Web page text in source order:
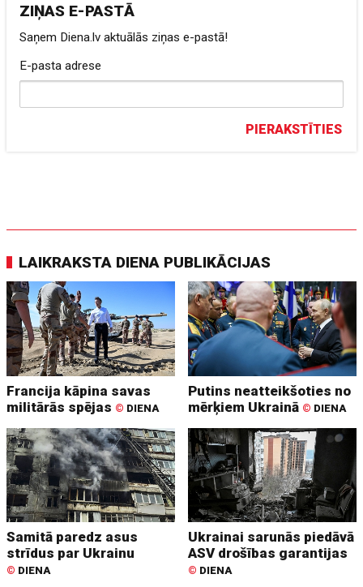
ZIŅAS E-PASTĀ
Saņem Diena.lv aktuālās ziņas e-pastā!
E-pasta adrese
PIERAKSTĪTIES
LAIKRAKSTA DIENA PUBLIKĀCIJAS
Francija kāpina savas
militārās spējas © DIENA
Putins neatteikšoties no
mērķiem Ukrainā © DIENA
Samitā paredz asus
strīdus par Ukrainu
© DIENA
Ukrainai sarunās piedāvā
ASV drošības garantijas
© DIENA